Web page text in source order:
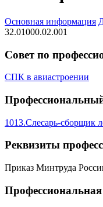
Основная информация
32.01000.02.001
Совет по
СПК в авиастроении
1013.Слесарь-сборщик
Реквизиты
Приказ Минтруда